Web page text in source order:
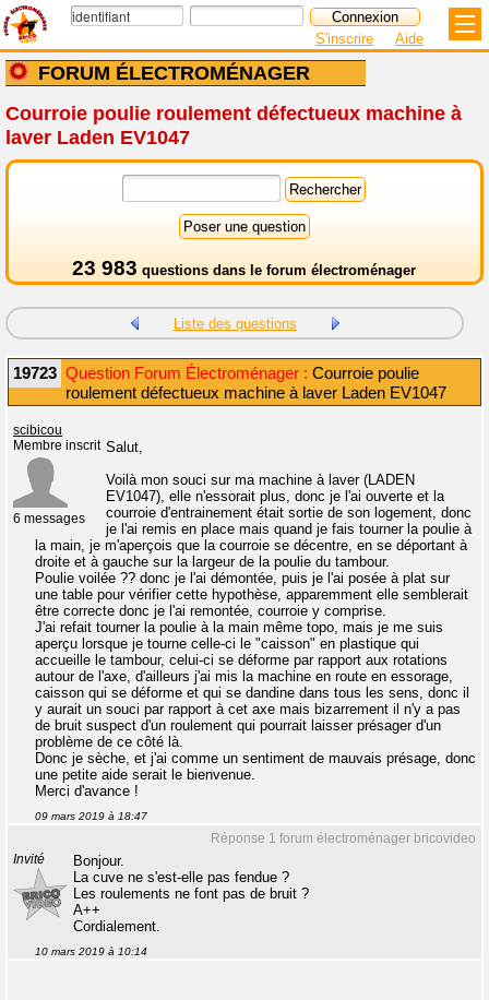
FORUM ÉLECTROMÉNAGER
S'inscrire Aide
Courroie poulie roulement défectueux machine à
laver Laden EV1047
23 983 questions dans le forum électroménager
Liste des questions
19723 Question Forum Électroménager : Courroie poulie
roulement défectueux machine à laver Laden EV1047
scibicou
Membre inscrit
6 messages
Salut,
Voilà mon souci sur ma machine à laver (LADEN
EV1047), elle n'essorait plus, donc je l'ai ouverte et la
courroie d'entrainement était sortie de son logement, donc
je l'ai remis en place mais quand je fais tourner la poulie à
la main, je m'aperçois que la courroie se décentre, en se déportant à
droite et à gauche sur la largeur de la poulie du tambour.
Poulie voilée ?? donc je l'ai démontée, puis je l'ai posée à plat sur
une table pour vérifier cette hypothèse, apparemment elle semblerait
être correcte donc je l'ai remontée, courroie y comprise.
J'ai refait tourner la poulie à la main même topo, mais je me suis
aperçu lorsque je tourne celle-ci le "caisson" en plastique qui
accueille le tambour, celui-ci se déforme par rapport aux rotations
autour de l'axe, d'ailleurs j'ai mis la machine en route en essorage,
caisson qui se déforme et qui se dandine dans tous les sens, donc il
y aurait un souci par rapport à cet axe mais bizarrement il n'y a pas
de bruit suspect d'un roulement qui pourrait laisser présager d'un
problème de ce côté là.
Donc je sèche, et j'ai comme un sentiment de mauvais présage, donc
une petite aide serait le bienvenue.
Merci d'avance !
09 mars 2019 à 18:47
Réponse 1 forum électroménager bricovideo
Invité
Bonjour.
La cuve ne s'est-elle pas fendue ?
Les roulements ne font pas de bruit ?
A++
Cordialement.
10 mars 2019 à 10:14